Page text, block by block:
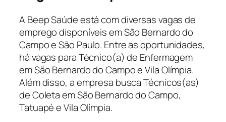
A Beep Saúde está com diversas vagas de
emprego disponíveis em São Bernardo do
Campo e São Paulo. Entre as oportunidades,
há vagas para Técnico(a) de Enfermagem
em São Bernardo do Campo e Vila Olímpia.
Além disso, a empresa busca Técnicos(as)
de Coleta em São Bernardo do Campo,
Tatuapé e Vila Olímpia.